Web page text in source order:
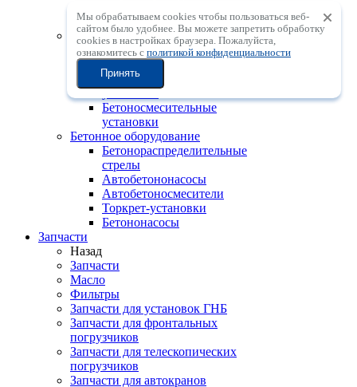
Ресайклеры
АСУ, ГСУ, БСУ
Асфальтосмесительные
установки
Грунтосмесительные
установки
Бетоносмесительные
установки
Бетонное оборудование
Бетонораспределительные
стрелы
Автобетононасосы
Автобетоносмесители
Торкрет-установки
Бетононасосы
Запчасти
Назад
Запчасти
Масло
Фильтры
Запчасти для установок ГНБ
Запчасти для фронтальных
погрузчиков
Запчасти для телескопических
погрузчиков
Запчасти для автокранов
Мы обрабатываем cookies чтобы пользоваться веб-
сайтом было удобнее. Вы можете запретить обработку
сookies в настройках браузера. Пожалуйста,
ознакомитесь с политикой конфиденциальности
Принять